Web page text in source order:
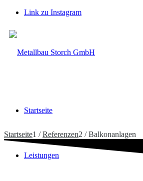
Link zu Instagram
Startseite
Leistungen
Startseite1 / Referenzen2 / Balkonanlagen